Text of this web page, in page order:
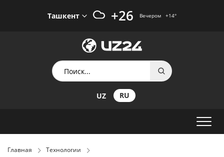
Ташкент +26 Вечером +14°
UZ RU
Главная
Технологии